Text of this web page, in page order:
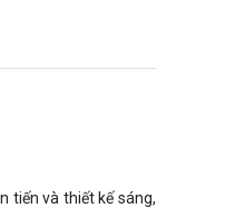
tiến và thiết kế sáng,